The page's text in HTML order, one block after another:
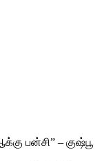
பன்சி” – குஷ்பூ